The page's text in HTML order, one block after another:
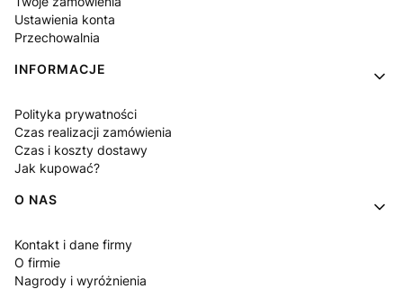
Ustawienia konta
Przechowalnia
INFORMACJE
Polityka prywatności
Czas realizacji zamówienia
Czas i koszty dostawy
Jak kupować?
O NAS
Kontakt i dane firmy
O firmie
Nagrody i wyróżnienia